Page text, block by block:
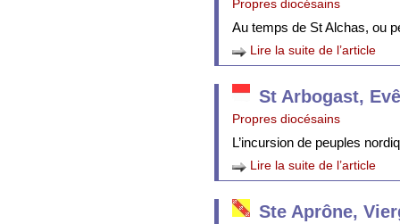
Propres diocésains
Au temps de St Alchas, ou
Lire la suite de l’article
St Arbogast,
Propres diocésains
L’incursion de peuples
Lire la suite de l’article
Ste Aprône,